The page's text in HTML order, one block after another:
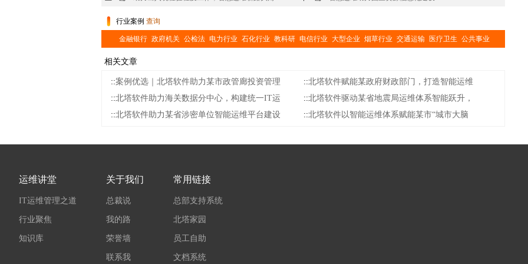
行业案例 查询
金融银行 政府机关 公检法 电力行业 石化行业 教科研 电信行业 大型企业 烟草行业 交通运输 医疗卫生 公共事业
相关文章
::案例优选｜北塔软件助力某市政管廊投资管理 ::北塔软件赋能某政府财政部门，打造智能运维
::北塔软件助力海关数据分中心，构建统一IT运 ::北塔软件驱动某省地震局运维体系智能跃升，
::北塔软件助力某省涉密单位智能运维平台建设 ::北塔软件以智能运维体系赋能某市“城市大脑
运维讲堂
IT运维管理之道
行业聚焦
知识库
关于我们
总裁说
我的路
荣誉墙
联系我
常用链接
总部支持系统
北塔家园
员工自助
文档系统